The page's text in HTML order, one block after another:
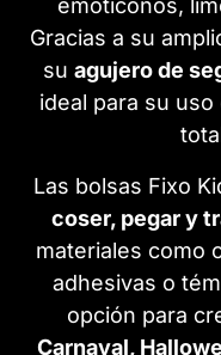
emoticonos,
Gracias a su
su agujero de
ideal para su
Las bolsas Fixo
coser, pegar y
materiales como
adhesivas o
opción para
Carnaval,